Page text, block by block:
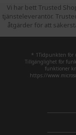
Vi har bett Trusted
tjänsteleverantör.
åtgärder för att
* 1Tidpunkten för
Tillgänglighet för
funktioner
https://